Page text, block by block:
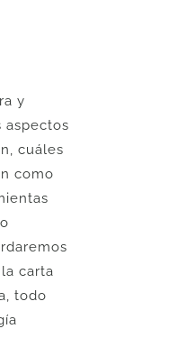
y
aspectos
cuáles
como
carta
todo